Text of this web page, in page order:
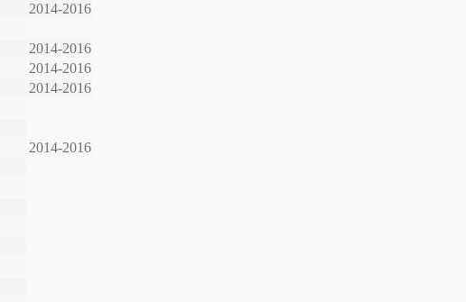
2014-2016
2014-2016
2014-2016
2014-2016
2014-2016